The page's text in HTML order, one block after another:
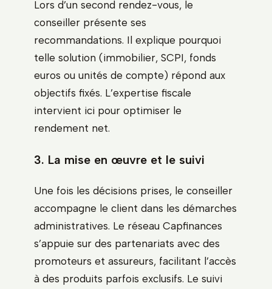
Lors d’un second rendez-vous, le
conseiller présente ses
recommandations. Il explique pourquoi
telle solution (immobilier, SCPI, fonds
euros ou unités de compte) répond aux
objectifs fixés. L’expertise fiscale
intervient ici pour optimiser le
rendement net.
3. La mise en œuvre et le suivi
Une fois les décisions prises, le conseiller
accompagne le client dans les démarches
administratives. Le réseau Capfinances
s’appuie sur des partenariats avec des
promoteurs et assureurs, facilitant l’accès
à des produits parfois exclusifs. Le suivi